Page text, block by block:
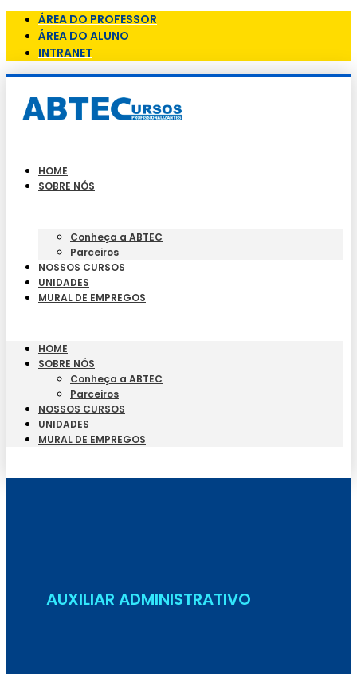
ÁREA DO PROFESSOR
ÁREA DO ALUNO
INTRANET
HOME
SOBRE NÓS
Conheça a ABTEC
Parceiros
NOSSOS CURSOS
UNIDADES
MURAL DE EMPREGOS
HOME
SOBRE NÓS
Conheça a ABTEC
Parceiros
NOSSOS CURSOS
UNIDADES
MURAL DE EMPREGOS
AUXILIAR ADMINISTRATIVO